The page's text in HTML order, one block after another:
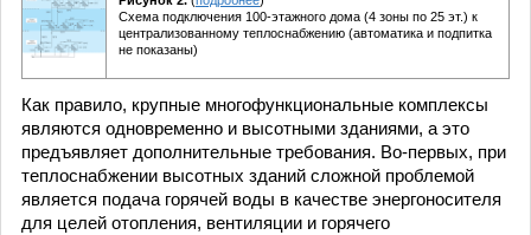
Схема подключения 100-этажного дома (4 зоны по 25 эт.) к
централизованному теплоснабжению (автоматика и подпитка
не показаны)
Как правило, крупные многофункциональные комплексы
являются одновременно и высотными зданиями, а это
предъявляет дополнительные требования. Во-первых, при
теплоснабжении высотных зданий сложной проблемой
является подача горячей воды в качестве энергоносителя
для целей отопления, вентиляции и горячего